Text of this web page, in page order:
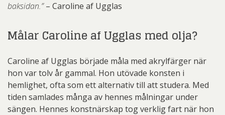
baksidan.”– Caroline af Ugglas
Målar Caroline af Ugglas med olja?
Caroline af Ugglas började måla med akrylfärger när
hon var tolv år gammal. Hon utövade konsten i
hemlighet, ofta som ett alternativ till att studera. Med
tiden samlades många av hennes målningar under
sängen. Hennes konstnärskap tog verklig fart när hon